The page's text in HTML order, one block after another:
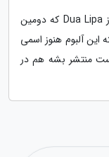
متن کامل و ترجمه آهنگ Training Season از Dua Lipa که دومین
این آلبوم هنوز اسمی
هست منتشر بشه هم در